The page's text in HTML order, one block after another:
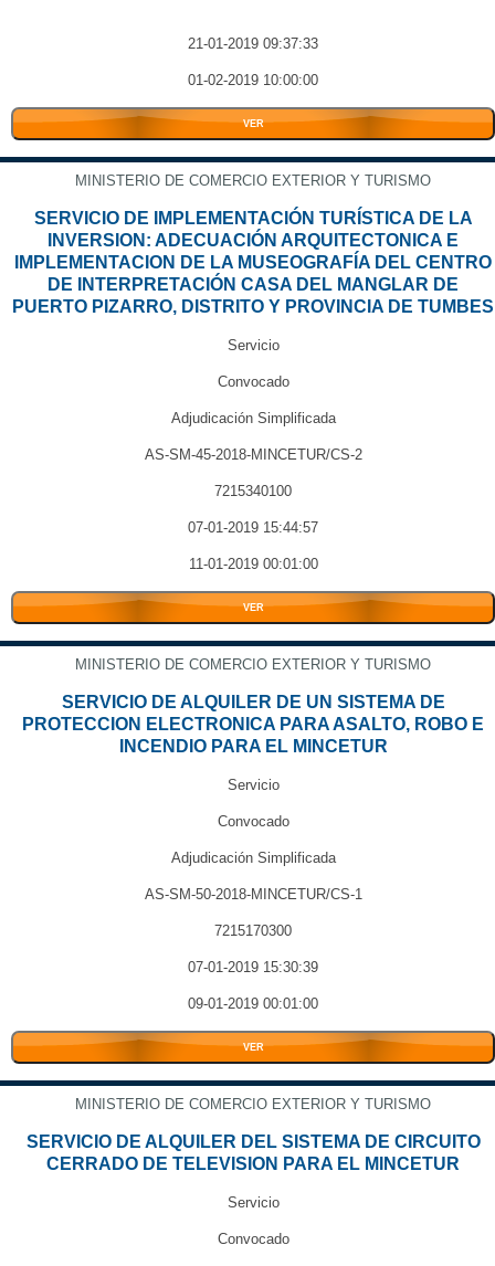
21-01-2019 09:37:33
01-02-2019 10:00:00
VER
MINISTERIO DE COMERCIO EXTERIOR Y TURISMO
SERVICIO DE IMPLEMENTACIÓN TURÍSTICA DE LA
INVERSION: ADECUACIÓN ARQUITECTONICA E
IMPLEMENTACION DE LA MUSEOGRAFÍA DEL CENTRO
DE INTERPRETACIÓN CASA DEL MANGLAR DE
PUERTO PIZARRO, DISTRITO Y PROVINCIA DE TUMBES
Servicio
Convocado
Adjudicación Simplificada
AS-SM-45-2018-MINCETUR/CS-2
7215340100
07-01-2019 15:44:57
11-01-2019 00:01:00
VER
MINISTERIO DE COMERCIO EXTERIOR Y TURISMO
SERVICIO DE ALQUILER DE UN SISTEMA DE
PROTECCION ELECTRONICA PARA ASALTO, ROBO E
INCENDIO PARA EL MINCETUR
Servicio
Convocado
Adjudicación Simplificada
AS-SM-50-2018-MINCETUR/CS-1
7215170300
07-01-2019 15:30:39
09-01-2019 00:01:00
VER
MINISTERIO DE COMERCIO EXTERIOR Y TURISMO
SERVICIO DE ALQUILER DEL SISTEMA DE CIRCUITO
CERRADO DE TELEVISION PARA EL MINCETUR
Servicio
Convocado